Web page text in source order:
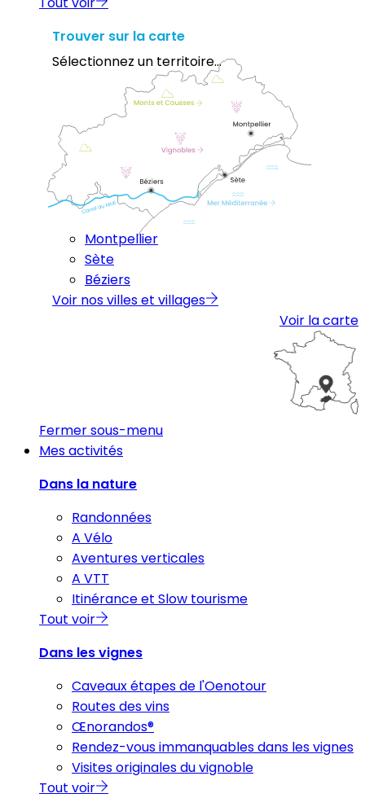
Trouver sur la carte
Sélectionnez un territoire...
Montpellier
Sète
Béziers
Voir nos villes et villages
Voir la carte
Fermer sous-menu
Mes activités
Dans la nature
Randonnées
A Vélo
Aventures verticales
A VTT
Itinérance et Slow tourisme
Tout voir
Dans les vignes
Caveaux étapes de l'Oenotour
Routes des vins
Œnorandos®
Rendez-vous immanquables dans les vignes
Visites originales du vignoble
Tout voir